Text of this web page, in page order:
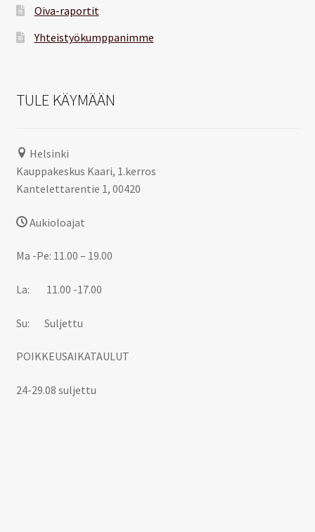
Oiva-raportit
Yhteistyökumppanimme
TULE KÄYMÄÄN
Helsinki
Kauppakeskus Kaari, 1.kerros
Kantelettarentie 1, 00420
Aukioloajat
Ma -Pe: 11.00 – 19.00
La: 11.00 -17.00
Su: Suljettu
POIKKEUSAIKATAULUT
24-29.08 suljettu